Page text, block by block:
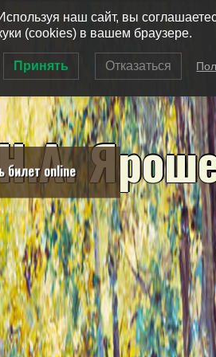
билет online
.А.Ярош
наш сайт, вы
(cookies) в вашем браузере.
Принять Отказаться